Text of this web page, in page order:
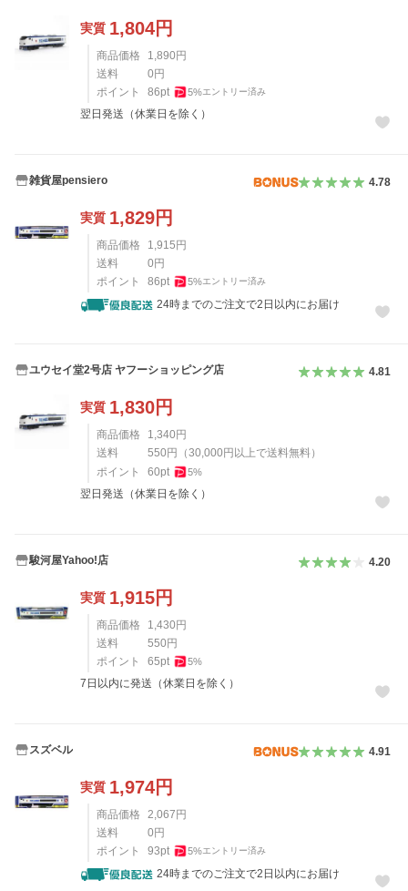
実質 1,804円
商品価格 1,890 円
送料
0 円
ポイント
86pt 5%エントリー済み
翌日発送（休業日を除く）
雑貨屋pensiero 4.78
実質 1,829円
商品価格 1,915 円
送料
0 円
ポイント
86pt 5%エントリー済み
24時までのご注文で2日以内にお届け
ユウセイ堂2号店 ヤフーショッピング店 4.81
実質 1,830円
商品価格 1,340 円
送料
550 円 （30,000 円以上で送料無料）
ポイント
60pt 5%
翌日発送（休業日を除く）
駿河屋Yahoo!店 4.20
実質 1,915円
商品価格 1,430 円
送料
550 円
ポイント
65pt 5%
7日以内に発送（休業日を除く）
スズベル 4.91
実質 1,974円
商品価格 2,067 円
送料
0 円
ポイント
93pt 5%エントリー済み
24時までのご注文で2日以内にお届け